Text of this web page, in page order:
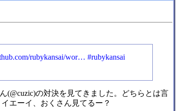
rubykansai/wor… #rubykansai
(@cuzic)の対決を見てきました。どちらとは言
エーイ、おくさん見てるー？